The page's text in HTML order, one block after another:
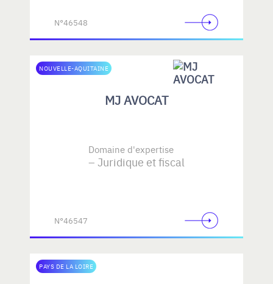
N°46548
NOUVELLE-AQUITAINE
MJ AVOCAT
Domaine d'expertise
Juridique et fiscal
N°46547
PAYS DE LA LOIRE